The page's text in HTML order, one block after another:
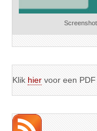
Screenshot
Klik hier voor een